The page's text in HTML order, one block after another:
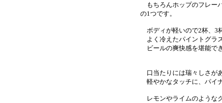
もちろんホップのフレー
の1つです。
ボディが軽いので2杯、3
よく冷えたパイントグラ
ビールの爽快感を堪能で
口当たりには瑞々しさが
軽やかなタッチに、パイ
レモンやライムのような